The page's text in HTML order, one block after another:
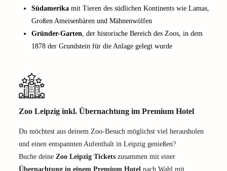
Südamerika mit Tieren des südlichen Kontinents wie Lamas,
Großen Ameisenbären und Mähnenwölfen
Gründer-Garten, der historische Bereich des Zoos, in dem
1878 der Grundstein für die Anlage gelegt wurde
Zoo Leipzig inkl. Übernachtung im Premium Hotel
Du möchtest aus deinem Zoo-Besuch möglichst viel herausholen
und einen entspannten Aufenthalt in Leipzig genießen?
Buche deine Zoo Leipzig Tickets zusammen mit einer
Übernachtung in einem Premium Hotel nach Wahl mit